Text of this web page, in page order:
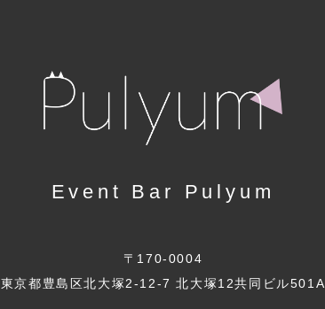
Event Bar Pulyum
〒170-0004
東京都豊島区北大塚2-12-7 北大塚12共同ビル501A